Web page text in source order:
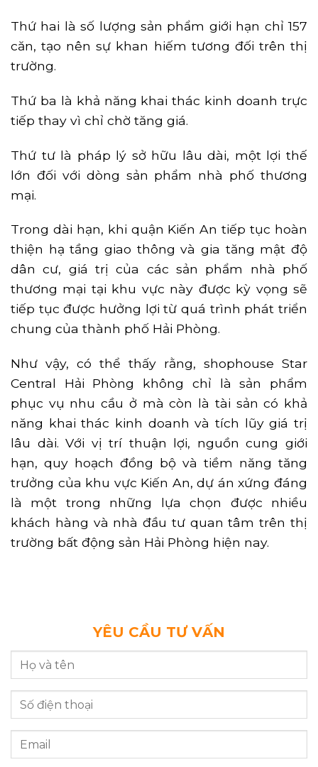
Thứ hai là số lượng sản phẩm giới hạn chỉ 157
căn, tạo nên sự khan hiếm tương đối trên thị
trường.
Thứ ba là khả năng khai thác kinh doanh trực
tiếp thay vì chỉ chờ tăng giá.
Thứ tư là pháp lý sở hữu lâu dài, một lợi thế
lớn đối với dòng sản phẩm nhà phố thương
mại.
Trong dài hạn, khi quận Kiến An tiếp tục hoàn
thiện hạ tầng giao thông và gia tăng mật độ
dân cư, giá trị của các sản phẩm nhà phố
thương mại tại khu vực này được kỳ vọng sẽ
tiếp tục được hưởng lợi từ quá trình phát triển
chung của thành phố Hải Phòng.
Như vậy, có thể thấy rằng, shophouse Star
Central Hải Phòng không chỉ là sản phẩm
phục vụ nhu cầu ở mà còn là tài sản có khả
năng khai thác kinh doanh và tích lũy giá trị
lâu dài. Với vị trí thuận lợi, nguồn cung giới
hạn, quy hoạch đồng bộ và tiềm năng tăng
trưởng của khu vực Kiến An, dự án xứng đáng
là một trong những lựa chọn được nhiều
khách hàng và nhà đầu tư quan tâm trên thị
trường bất động sản Hải Phòng hiện nay.
YÊU CẦU TƯ VẤN